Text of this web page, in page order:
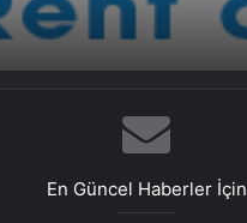
En Güncel Haberler İçin